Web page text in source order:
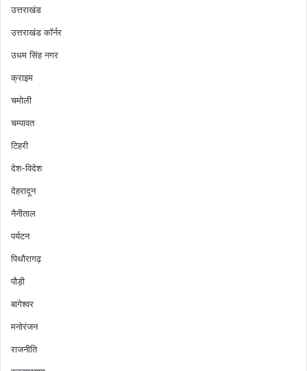
उत्तराखंड
उत्तराखंड कॉर्नर
उधम सिंह नगर
क्राइम
चमोली
चम्पावत
टिहरी
देश-विदेश
देहरादून
नैनीताल
पर्यटन
पिथौरागढ़
पौड़ी
बागेश्वर
मनोरंजन
राजनीति